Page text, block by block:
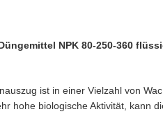
NPK 80-250-360
ist in einer Vielzahl von
hohe biologische Aktivität, kann